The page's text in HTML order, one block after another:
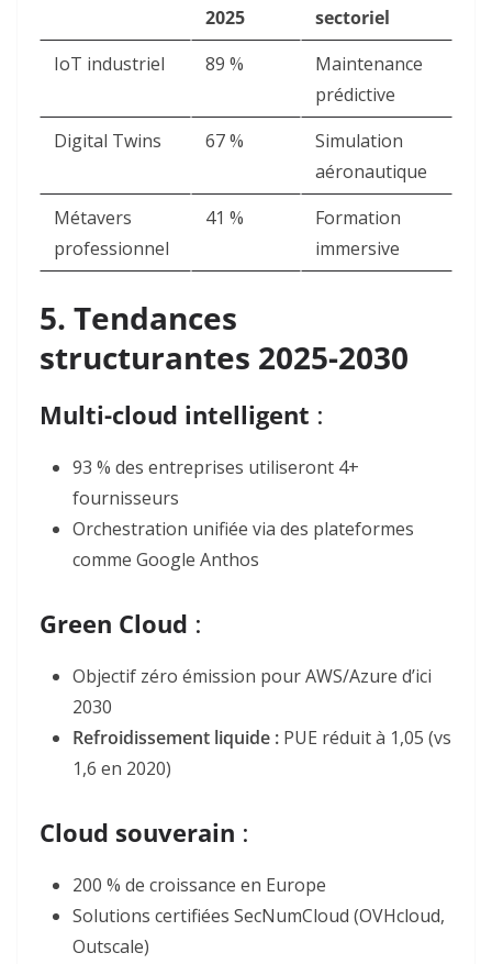
2025
sectoriel
IoT industriel
89 %
Maintenance
prédictive
Digital Twins
67 %
Simulation
aéronautique
Métavers
professionnel
41 %
Formation
immersive
5. Tendances
structurantes 2025-2030
Multi-cloud intelligent :
93 % des entreprises utiliseront 4+
fournisseurs
Orchestration unifiée via des plateformes
comme Google Anthos
Green Cloud :
Objectif zéro émission pour AWS/Azure d’ici
2030
Refroidissement liquide : PUE réduit à 1,05 (vs
1,6 en 2020)
Cloud souverain :
200 % de croissance en Europe
Solutions certifiées SecNumCloud (OVHcloud,
Outscale)